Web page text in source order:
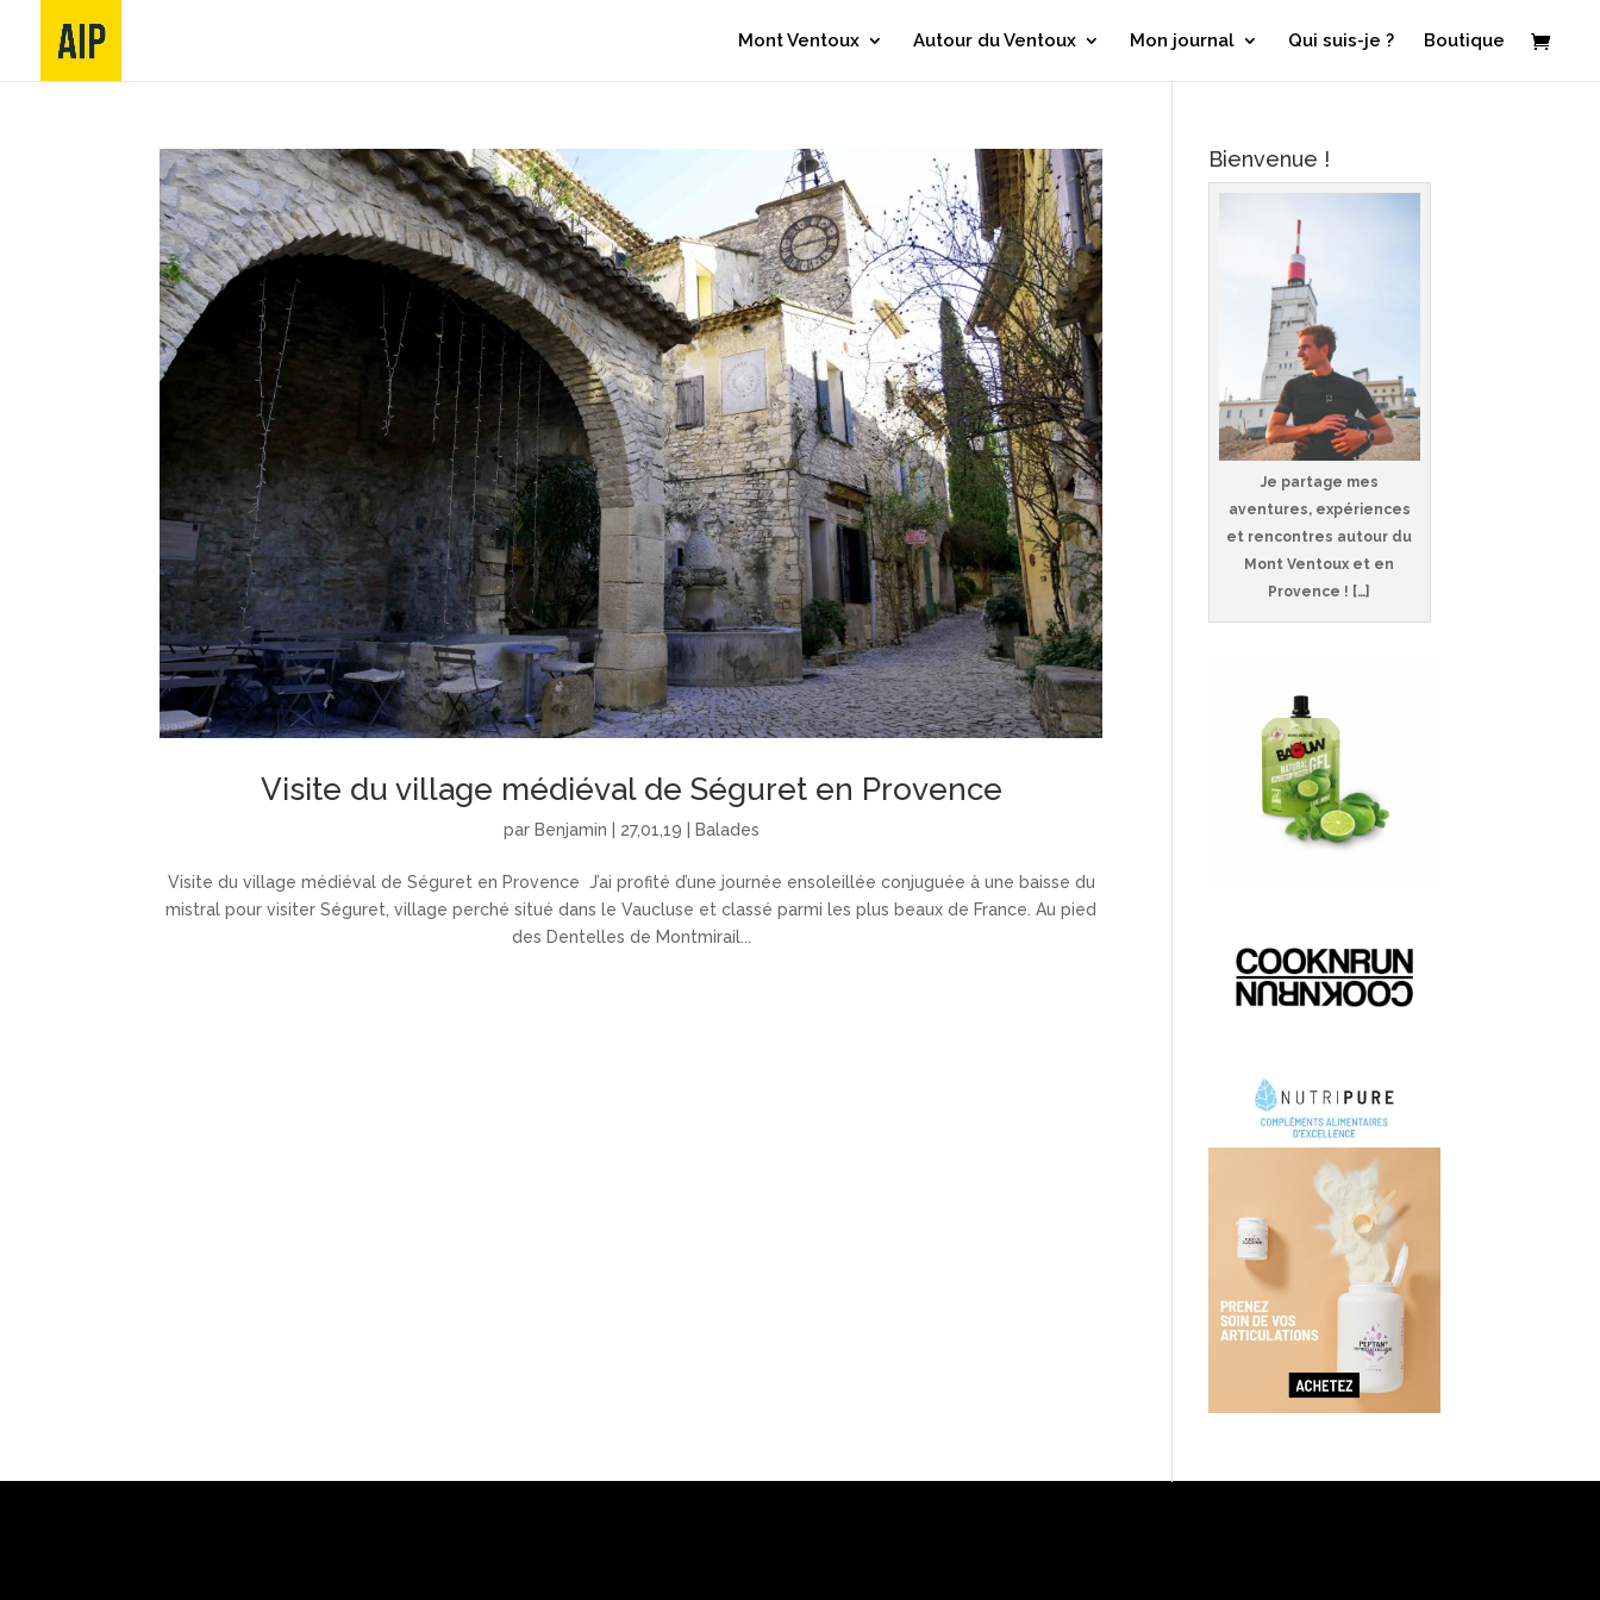
Mont Ventoux Autour du Ventoux Mon journal Qui suis-je ? Boutique
Visite du village médiéval de Séguret en Provence
par Benjamin 27,01,19 Balades
Visite du village médiéval de Séguret en Provence J’ai profité d’une journée ensoleillée conjuguée à une baisse du
mistral pour visiter Séguret, village perché situé dans le Vaucluse et classé parmi les plus beaux de France. Au pied
des Dentelles de Montmirail...
Bienvenue !
Je partage mes
aventures, expériences
et rencontres autour du
Mont Ventoux et en
Provence ! […]